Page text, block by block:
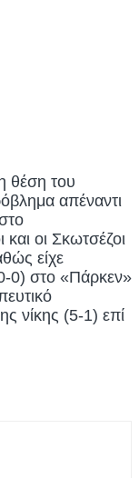
θέση του
απέναντι
οι Σκωτσέζοι
είχε
0) στο «Πάρκεν»
νίκης (5-1) επί